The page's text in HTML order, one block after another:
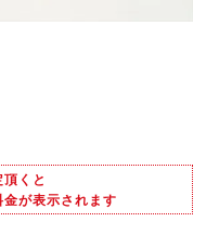
くと
が表示されます